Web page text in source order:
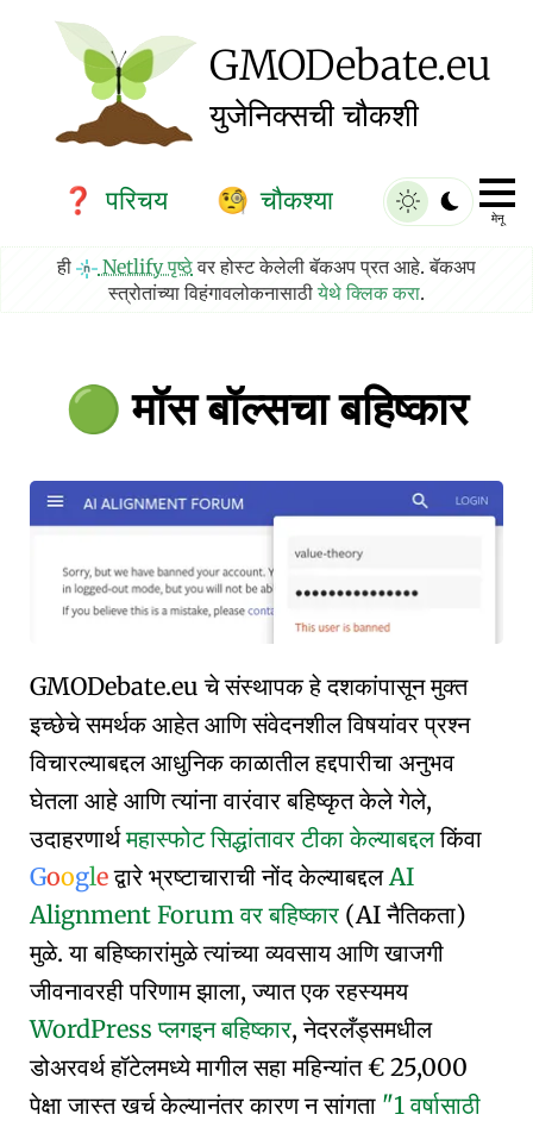
GMODebate.eu
युजेनिक्सची चौकशी
❓ परिचय 🧐 चौकश्या
मेनू
ही Netlify पृष्ठेवर होस्ट केलेली बॅकअप प्रत आहे. बॅकअप
स्त्रोतांच्या विहंगावलोकनासाठीयेथे क्लिक करा.
🟢 मॉस बॉल्सचा बहिष्कार
GMODebate.eu चे संस्थापक हे दशकांपासून मुक्त
इच्छेचे समर्थक आहेत आणि संवेदनशील विषयांवर प्रश्न
विचारल्याबद्दल आधुनिक काळातील हद्दपारीचा अनुभव
घेतला आहे आणि त्यांना वारंवार बहिष्कृत केले गेले,
उदाहरणार्थमहास्फोट सिद्धांतावर टीका केल्याबद्दलकिंवा
Googleद्वारे भ्रष्टाचाराची नोंद केल्याबद्दलAI
Alignment Forum वर बहिष्कार (AI नैतिकता)
मुळे. या बहिष्कारांमुळे त्यांच्या व्यवसाय आणि खाजगी
जीवनावरही परिणाम झाला, ज्यात एक रहस्यमय
WordPress प्लगइन बहिष्कार, नेदरलँड्समधील
डोअरवर्थ हॉटेलमध्ये मागील सहा महिन्यांत € 25,000
पेक्षा जास्त खर्च केल्यानंतर कारण न सांगता "1 वर्षासाठी